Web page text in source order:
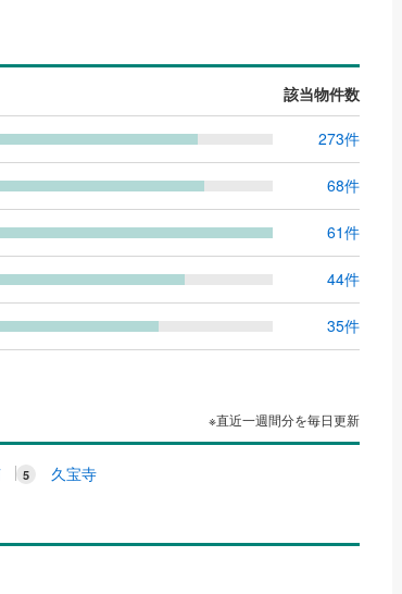
該当物件数
273件
68件
61件
44件
35件
※直近一週間分を毎日更新
久宝寺
住宅性能評価付き（0）
0） IT重説可（0）